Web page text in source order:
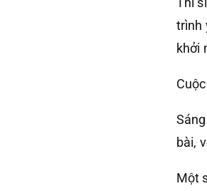
trình
khởi
bài,
Một